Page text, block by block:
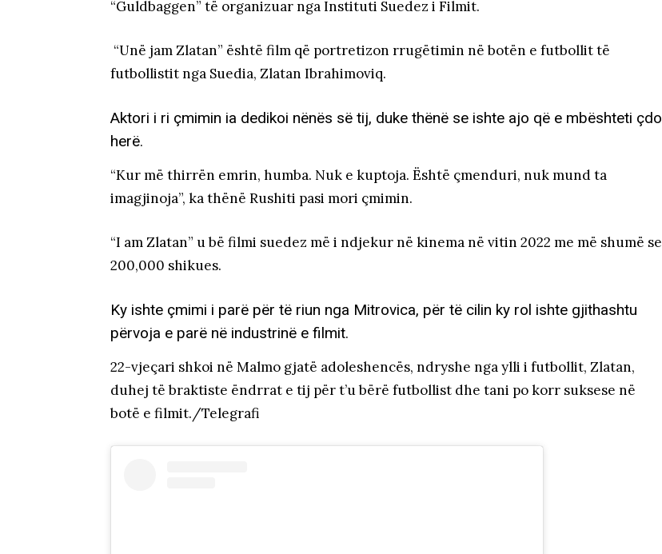
“Guldbaggen” të organizuar nga Instituti Suedez i Filmit.
“Unë jam Zlatan” është film që portretizon rrugëtimin në botën e futbollit të
futbollistit nga Suedia, Zlatan Ibrahimoviq.
Aktori i ri çmimin ia dedikoi nënës së tij, duke thënë se ishte ajo që e mbështeti çdo
herë.
“Kur më thirrën emrin, humba. Nuk e kuptoja. Është çmenduri, nuk mund ta
imagjinoja”, ka thënë Rushiti pasi mori çmimin.
“I am Zlatan” u bë filmi suedez më i ndjekur në kinema në vitin 2022 me më shumë se
200,000 shikues.
Ky ishte çmimi i parë për të riun nga Mitrovica, për të cilin ky rol ishte gjithashtu
përvoja e parë në industrinë e filmit.
22-vjeçari shkoi në Malmo gjatë adoleshencës, ndryshe nga ylli i futbollit, Zlatan,
duhej të braktiste ëndrrat e tij për t’u bërë futbollist dhe tani po korr suksese në
botë e filmit./Telegrafi